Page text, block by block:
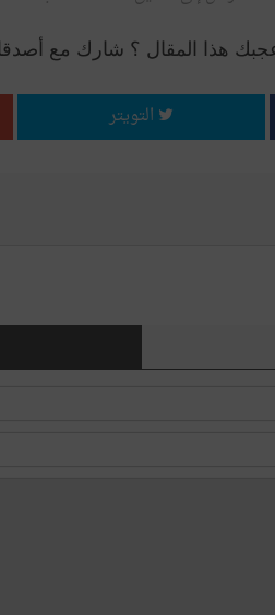
هذا المقال ؟ شارك مع
التويتر